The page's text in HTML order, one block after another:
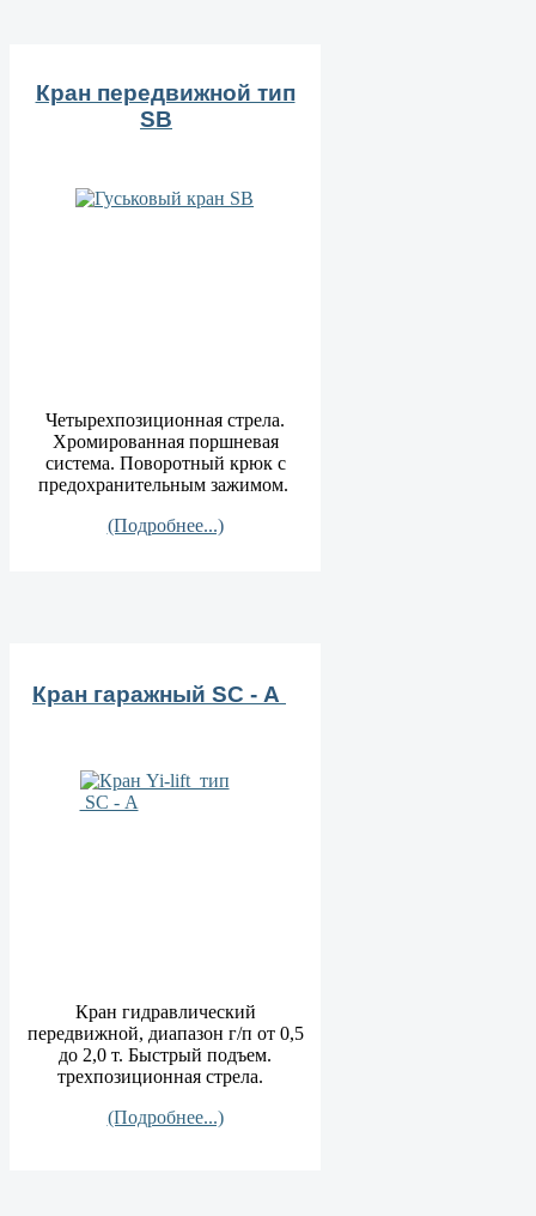
Кран передвижной тип
SB
Четырехпозиционная стрела.
Хромированная поршневая
система. Поворотный крюк с
предохранительным зажимом.
(Подробнее...)
Кран гаражный SС - А
Кран гидравлический
передвижной, диапазон г/п от 0,5
до 2,0 т. Быстрый подъем.
трехпозиционная стрела.
(Подробнее...)